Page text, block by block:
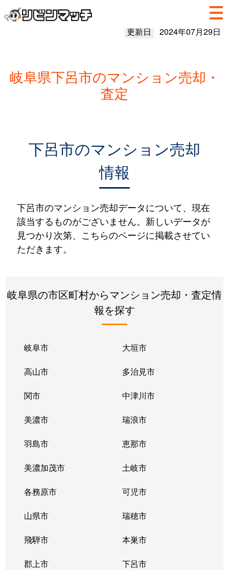
更新日 2024年07月29日
岐阜県下呂市のマンション売却・
査定
下呂市のマンション売却
情報
下呂市のマンション売却データについて、現在
該当するものがございません。新しいデータが
見つかり次第、こちらのページに掲載させてい
ただきます。
岐阜県の市区町村からマンション売却・査定情
報を探す
岐阜市 大垣市
高山市 多治見市
関市 中津川市
美濃市 瑞浪市
羽島市 恵那市
美濃加茂市 土岐市
各務原市 可児市
山県市 瑞穂市
飛騨市 本巣市
郡上市 下呂市